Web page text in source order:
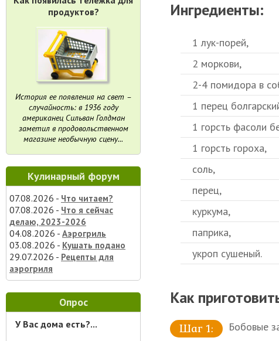
продуктов?
История ее появления на свет –
случайность: в 1936 году
американец Сильван Голдман
заметил в продовольственном
магазине необычную сцену...
Кулинарный форум
07.08.2026 - Что читаем?
07.08.2026 - Что я сейчас
делаю, 2023-2026
04.08.2026 - Аэрогриль
03.08.2026 - Кушать подано
29.07.2026 - Рецепты для
аэрогриля
Опрос
У Вас дома есть?...
Ингредиенты:
1 лук-порей,
2 моркови,
2-4 помидора в
1 перец
1 горсть фасоли
1 горсть гороха,
соль,
перец,
куркума,
паприка,
укроп сушеный.
Как
Бобовые